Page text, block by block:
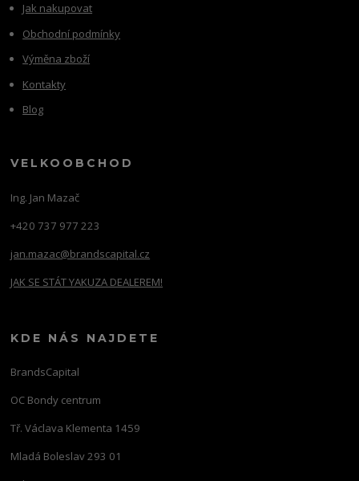
Jak nakupovat
Obchodní podmínky
Výměna zboží
Kontakty
Blog
VELKOOBCHOD
Ing. Jan Mazač
+420 737 977 223
jan.mazac@brandscapital.cz
JAK SE STÁT YAKUZA DEALEREM!
KDE NÁS NAJDETE
BrandsCapital
OC Bondy centrum
Tř. Václava Klementa 1459
Mladá Boleslav 293 01